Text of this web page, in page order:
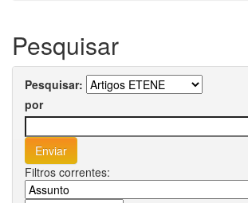
Pesquisar
Pesquisar:
por
Filtros correntes: